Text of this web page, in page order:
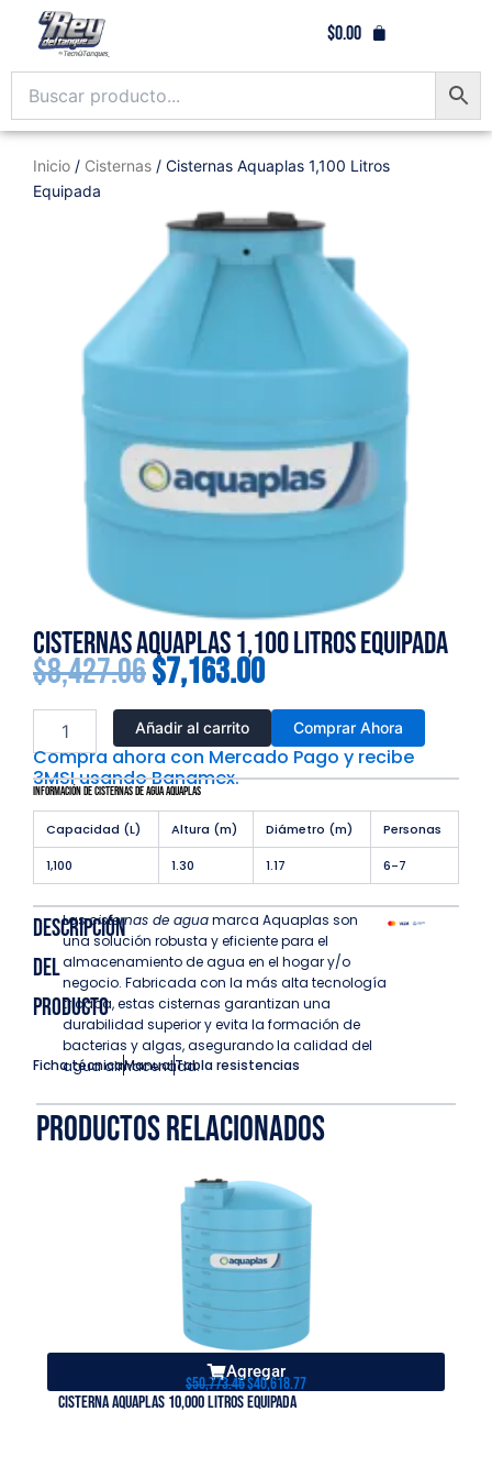
$0.00
Inicio / Cisternas / Cisternas Aquaplas 1,100 Litros
Equipada
Cisternas Aquaplas 1,100 Litros Equipada
$8,427.06Original
price
was:
$8,427.06.
$7,163.00Current
price
is:
$7,163.00.
Aquaplas
1,100
Litros
Equipada
cantidad
Añadir al carrito Comprar Ahora
Compra ahora con Mercado Pago y recibe
3MSI usando Banamex.
Información de Cisternas de Agua Aquaplas
Capacidad (L) Altura (m) Diámetro (m) Personas
1,100 1.30 1.17 6-7
Descripción
del
producto
Las cisternas de aguamarca Aquaplas son
una solución robusta y eficiente para el
almacenamiento de agua en el hogar y/o
negocio. Fabricada con la más alta tecnología
tricapa, estas cisternas garantizan una
durabilidad superior y evita la formación de
bacterias y algas, asegurando la calidad del
agua almacenada.
Ficha técnicaManualTabla resistencias
Productos relacionados
Agregar
$50,773.46O
r
$40,618.77C
Cisterna Aquaplas 10,000 Litros Equipada